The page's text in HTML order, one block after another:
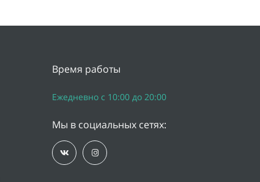
Время работы
Ежедневно с 10:00 до 20:00
Мы в социальных сетях: